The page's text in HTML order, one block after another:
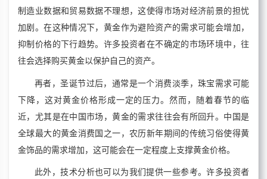
制造业数据和贸易数据不理想，这使得市场对经济前景的担忧
加剧。在这种情况下，黄金作为避险资产的需求可能会增加，
抑制价格的下行趋势。许多投资者在不确定的市场环境中，往
往会选择购买黄金以保护自己的资产。
再者，圣诞节过后，通常是一个消费淡季，珠宝需求可能
下降，这对黄金价格形成一定的压力。然而，随着春节的临
近，尤其是在中国市场，黄金的需求往往会有所回升。中国是
全球最大的黄金消费国之一，农历新年期间的传统习俗使得黄
金饰品的需求增加，这可能会在一定程度上支撑黄金价格。
此外，技术分析也可以为我们提供一些参考。许多投资者